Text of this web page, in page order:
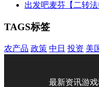
出发吧麦芬【二转
TAGS标签
农产品 政策 中日 投资 美
最新资讯游戏